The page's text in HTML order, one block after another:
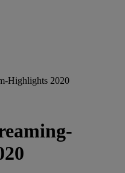
Highlights 2020